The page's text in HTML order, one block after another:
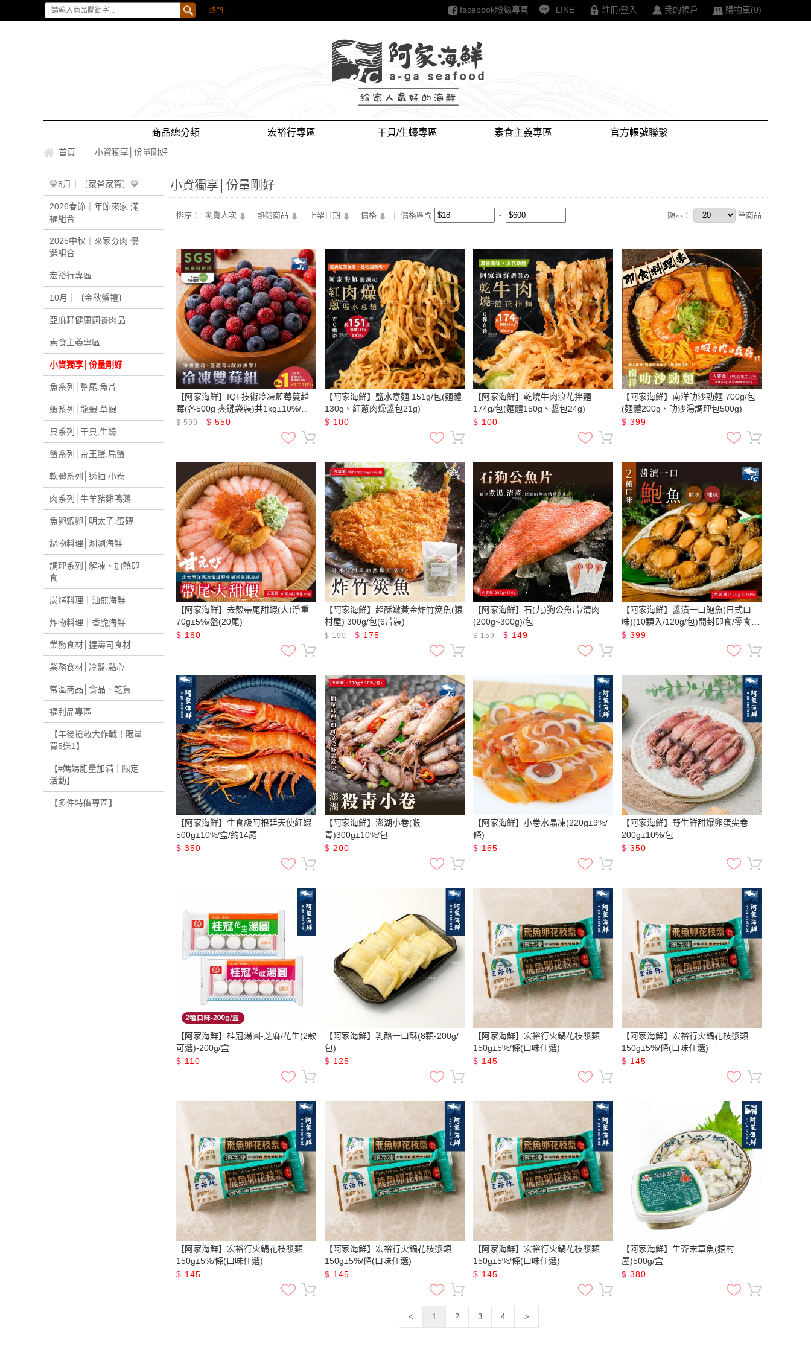
熱門 :
冷凍食品，蝦子，白蝦，蝦仁，蟹，
鍋食材， 火鍋料， 火鍋肉片， 貢
毛豆，地瓜， 栗香地瓜，冰烤地瓜，
栗子，鯖魚，鮭魚，大比目魚，虱目
魚，鱸魚，鯛魚，巴沙，白蝦，草
塊，氣炸鍋料理，炸物，章魚，烤肉
食材，魷魚串，肉片，雞腿排，香
腸，牛排，香魚，牛肉湯，冷凍食
品，冷凍調理品，海膽，海膽醬，蘿
蔔糕，農場晃晃，亞麻籽豬肉
facebook粉絲專頁 LINE 註冊/登入 我的帳戶 購物車(0)
商品總分類 宏裕行專區 干貝/生蠔專區 素食主義專區 官方帳號聯繫
首頁 - 小資獨享│份量剛好
💙8月｜〔家爸家賀〕💙
2026春節｜年節來家 滿
福組合
2025中秋｜來家夯肉 優
選組合
宏裕行專區
10月｜〔金秋蟹禮〕
亞麻籽健康飼養肉品
素食主義專區
小資獨享│份量剛好
魚系列│整尾.魚片
蝦系列│龍蝦.草蝦
貝系列│干貝.生蠔
蟹系列│帝王蟹.扁蟹
軟體系列│透抽.小卷
肉系列│牛羊豬雞鴨鵝
魚卵蝦卵│明太子.蛋磚
鍋物料理│涮涮海鮮
調理系列│解凍、加熱即
食
炭烤料理｜油煎海鮮
炸物料理｜香脆海鮮
業務食材│握壽司食材
業務食材│冷盤.點心
常溫商品│食品、乾貨
福利品專區
【年後搶救大作戰！限量
買5送1】
【#媽媽能量加滿｜限定
活動】
【多件特價專區】
小資獨享│份量剛好
排序： 瀏覽人次 熱銷商品 上架日期 價格 價格區間 顯示： 筆商品
【阿家海鮮】IQF技術冷凍藍莓蔓越
莓(各500g 夾鏈袋裝)共1kg±10%/包
天時莓果
$599 $ 550
【阿家海鮮】鹽水意麵 151g/包(麵體
130g、紅蔥肉燥醬包21g)
$ 100
【阿家海鮮】乾燒牛肉浪花拌麵
174g/包(麵體150g、醬包24g)
$ 100
【阿家海鮮】南洋叻沙勁麵 700g/包
(麵體200g、叻沙湯調理包500g)
$ 399
【阿家海鮮】去殼帶尾甜蝦(大)淨重
70g±5%/盤(20尾)
$ 180
【阿家海鮮】超酥嫩黃金炸竹筴魚(猿
村屋) 300g/包(6片裝)
$190 $ 175
【阿家海鮮】石(九)狗公魚片/清肉
(200g~300g)/包
$159 $ 149
【阿家海鮮】醬漬一口鮑魚(日式口
味)(10顆入/120g/包)開封即食/零食點
心/熟食/伴手禮/送禮/
$ 399
【阿家海鮮】生食級阿根廷天使紅蝦
500g±10%/盒/約14尾
$ 350
【阿家海鮮】澎湖小卷(殺
青)300g±10%/包
$ 200
【阿家海鮮】小卷水晶凍(220g±9%/
條)
$ 165
【阿家海鮮】野生鮮甜爆卵蛋尖卷
200g±10%/包
$ 350
【阿家海鮮】桂冠湯圓-芝麻/花生(2款
可選)-200g/盒
$ 110
【阿家海鮮】乳酪一口酥(8顆-200g/
包)
$ 125
【阿家海鮮】宏裕行火鍋花枝漿類
150g±5%/條(口味任選)
$ 145
【阿家海鮮】宏裕行火鍋花枝漿類
150g±5%/條(口味任選)
$ 145
【阿家海鮮】宏裕行火鍋花枝漿類
150g±5%/條(口味任選)
$ 145
【阿家海鮮】宏裕行火鍋花枝漿類
150g±5%/條(口味任選)
$ 145
【阿家海鮮】宏裕行火鍋花枝漿類
150g±5%/條(口味任選)
$ 145
【阿家海鮮】生芥末章魚(猿村
屋)500g/盒
$ 380
< 1 2 3 4 >